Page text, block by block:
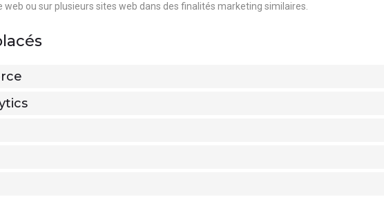
web ou sur plusieurs sites web dans des finalités marketing similaires.